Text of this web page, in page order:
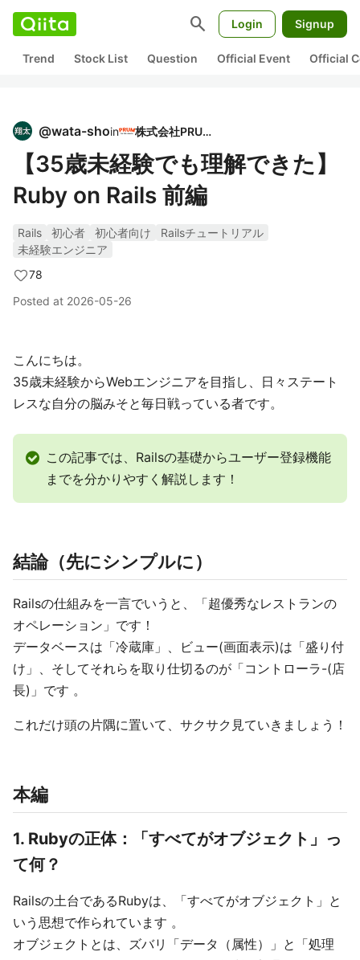
search Login Signup
Trend Stock List Question Official Event Official
@wata-shoin 株式会社PRUM
【35歳未経験でも理解できた】
Ruby on Rails 前編
Rails 初心者 初心者向け
Railsチュートリアル
未経験エンジニア
78
Posted at 2026-05-26
こんにちは。
35歳未経験からWebエンジニアを目指し、日々ステート
レスな自分の脳みそと毎日戦っている者です。
この記事では、Railsの基礎からユーザー登録機能
までを分かりやすく解説します！
結論（先にシンプルに）
Railsの仕組みを一言でいうと、「超優秀なレストランの
オペレーション」です！
データベースは「冷蔵庫」、ビュー(画面表示)は「盛り付
け」、そしてそれらを取り仕切るのが「コントローラ-(店
長)」です 。
これだけ頭の片隅に置いて、サクサク見ていきましょう！
本編
1. Rubyの正体：「すべてがオブジェクト」っ
て何？
Railsの土台であるRubyは、「すべてがオブジェクト」と
いう思想で作られています 。
オブジェクトとは、ズバリ「データ（属性）」と「処理